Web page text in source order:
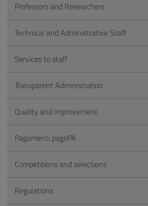
Professors and Researchers
Technical and Administrative Staff
Services to staff
Transparent Administration
Quality and improvement
Pagamenti pagoPA
Competitions and selections
Regulations